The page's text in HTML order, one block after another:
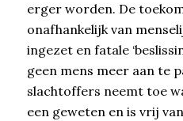
erger worden. De
onafhankelijk van
ingezet en fatale
geen mens meer aan te
slachtoffers neemt toe
een geweten en is vrij